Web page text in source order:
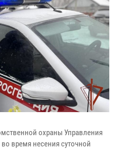
охраны Управления
время несения суточной